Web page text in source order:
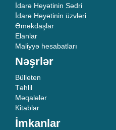
İdarə Heyətinin Sədri
İdarə Heyətinin üzvləri
Əməkdaşlar
Elanlar
Maliyyə hesabatları
Nəşrlər
Bülleten
Təhlil
Məqalələr
Kitablar
İmkanlar